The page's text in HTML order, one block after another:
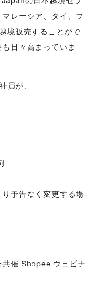
レーシア、タイ、フ
境販売することがで
日々高まっていま
員が、
り予告なく変更する場
催 Shopee ウェビナ